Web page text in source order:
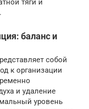
тяги и
баланс и
собой
к организации
и удаление
уровень